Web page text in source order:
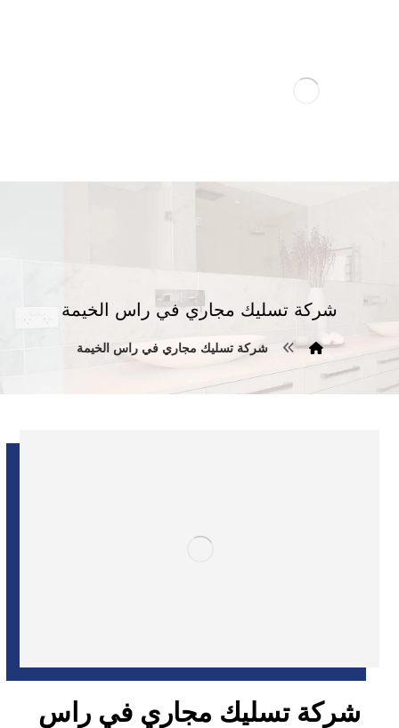
شركة تسليك مجاري في راس الخيمة
شركة تسليك مجاري في راس الخيمة
شركة تسليك مجاري في راس